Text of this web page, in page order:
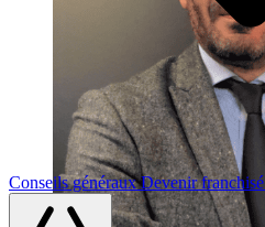
Conseils générauxDevenir franchisé